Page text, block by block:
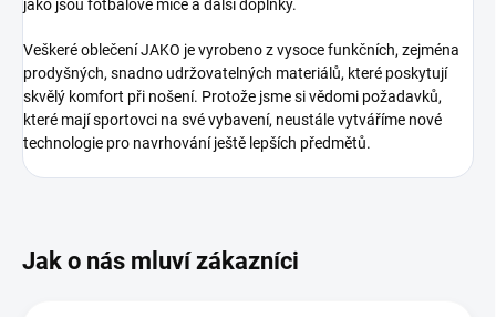
jako jsou fotbalové míče a další doplňky.
Veškeré oblečení JAKO je vyrobeno z vysoce funkčních, zejména
prodyšných, snadno udržovatelných materiálů, které poskytují
skvělý komfort při nošení. Protože jsme si vědomi požadavků,
které mají sportovci na své vybavení, neustále vytváříme nové
technologie pro navrhování ještě lepších předmětů.